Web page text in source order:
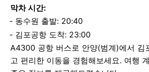
막차 시간:
동수원 출발: 20:40
김포공항 도착: 23:00
A4300 공항 버스로 안양(범계)에서 김
고 편리한 이동을 경험해보세요. 여행